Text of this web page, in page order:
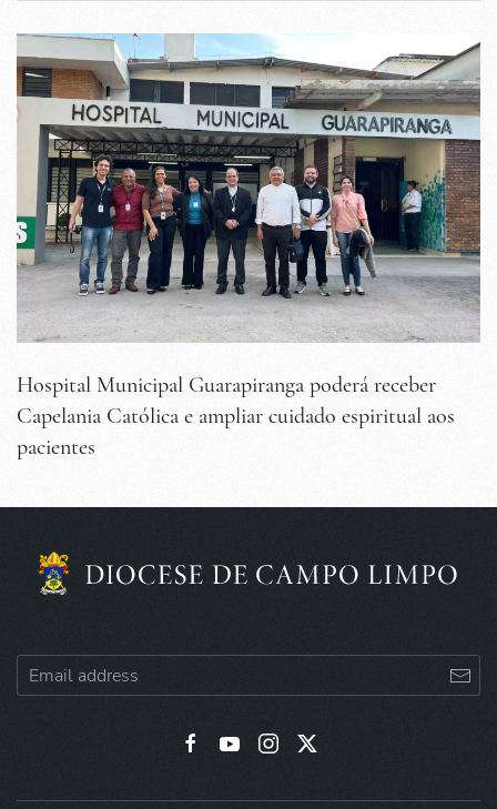
Hospital Municipal Guarapiranga poderá receber
Capelania Católica e ampliar cuidado espiritual aos
pacientes